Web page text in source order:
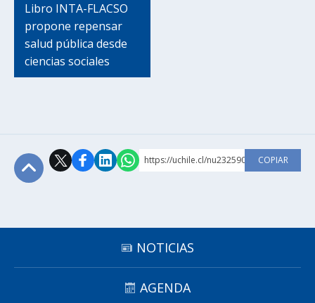
Libro INTA-FLACSO
propone repensar
salud pública desde
ciencias sociales
https://uchile.cl/nu232590 COPIAR
NOTICIAS
AGENDA